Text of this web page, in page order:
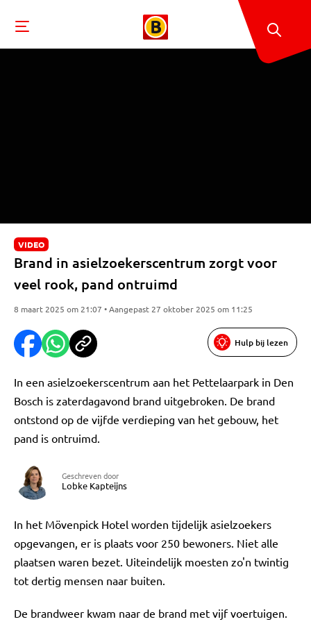
VIDEO
Brand in asielzoekerscentrum zorgt voor
veel rook, pand ontruimd
8 maart 2025 om 21:07 • Aangepast 27 oktober 2025 om 11:25
Hulp bij lezen
In een asielzoekerscentrum aan het Pettelaarpark in Den
Bosch is zaterdagavond brand uitgebroken. De brand
ontstond op de vijfde verdieping van het gebouw, het
pand is ontruimd.
Geschreven door
Lobke Kapteijns
In het Mövenpick Hotel worden tijdelijk asielzoekers
opgevangen, er is plaats voor 250 bewoners. Niet alle
plaatsen waren bezet. Uiteindelijk moesten zo'n twintig
tot dertig mensen naar buiten.
De brandweer kwam naar de brand met vijf voertuigen.